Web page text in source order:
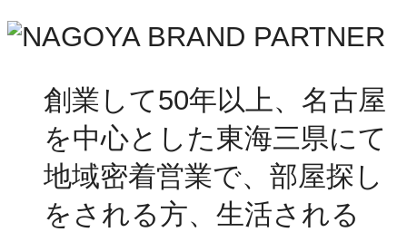
創業して50年以上、名古屋
を中心とした東海三県にて
地域密着営業で、部屋探し
をされる方、生活される